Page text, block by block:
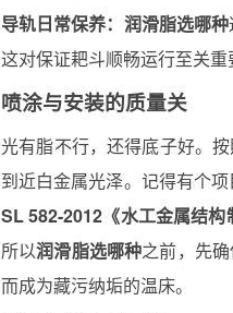
导轨日常保养：润滑脂选哪种
这对保证耙斗顺畅运行至关重
喷涂与安装的质量关
光有脂不行，还得底子好。按
到近白金属光泽。记得有个
SL 582-2012《水工金属结构
所以润滑脂选哪种之前，先
而成为藏污纳垢的温床。